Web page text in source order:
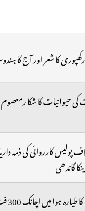
کا شعر اور آج کا
کی حیوانیات کا شکا
پولیس کارروائی کی ذمہ
گاندھی